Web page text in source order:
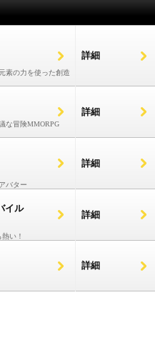
素の力を使った創造
詳細
な冒険MMORPG
詳細
バター
詳細
イル
い！
詳細
詳細